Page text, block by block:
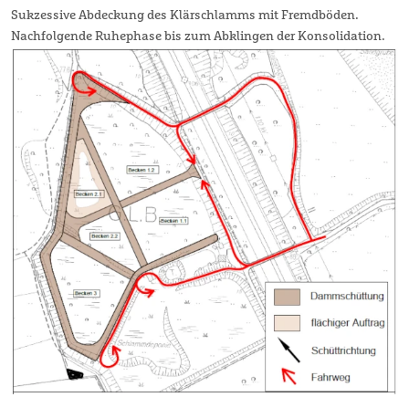
Sukzessive Abdeckung des Klärschlamms mit Fremdböden.
Nachfolgende Ruhephase bis zum Abklingen der Konsolidation.